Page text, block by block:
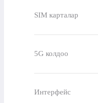
SIM карталар
5G колдоо
Интерфейс